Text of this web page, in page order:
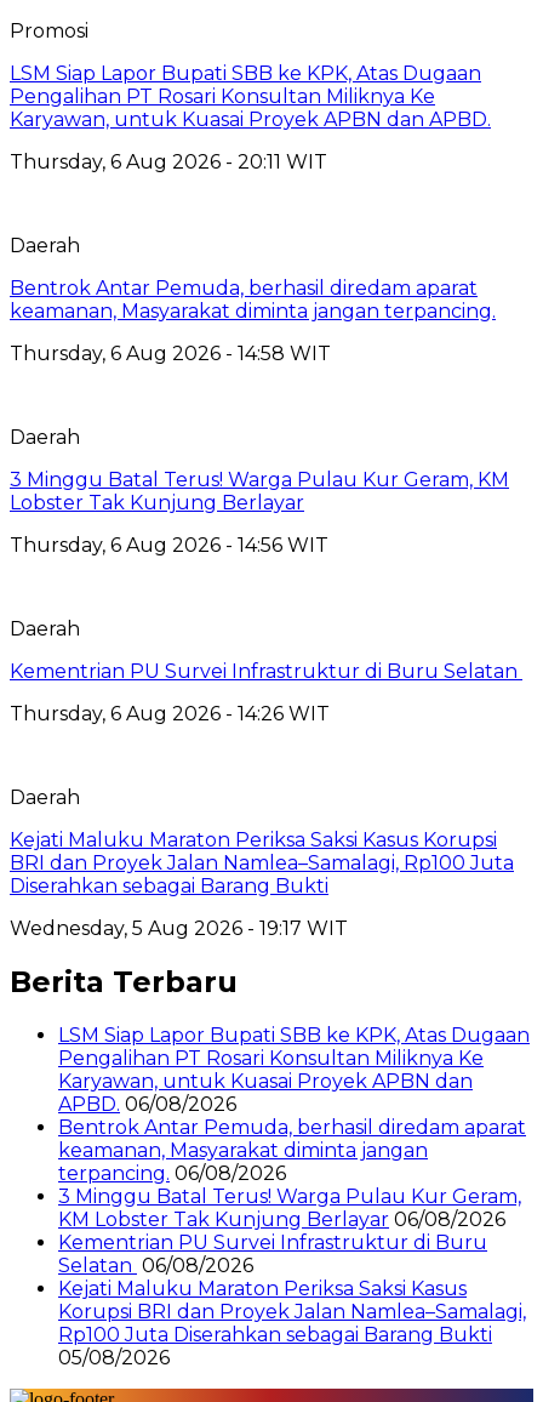
Promosi
LSM Siap Lapor Bupati SBB ke KPK, Atas Dugaan
Pengalihan PT Rosari Konsultan Miliknya Ke
Karyawan, untuk Kuasai Proyek APBN dan APBD.
Thursday, 6 Aug 2026 - 20:11 WIT
Daerah
Bentrok Antar Pemuda, berhasil diredam aparat
keamanan, Masyarakat diminta jangan terpancing.
Thursday, 6 Aug 2026 - 14:58 WIT
Daerah
3 Minggu Batal Terus! Warga Pulau Kur Geram, KM
Lobster Tak Kunjung Berlayar
Thursday, 6 Aug 2026 - 14:56 WIT
Daerah
Kementrian PU Survei Infrastruktur di Buru Selatan
Thursday, 6 Aug 2026 - 14:26 WIT
Daerah
Kejati Maluku Maraton Periksa Saksi Kasus Korupsi
BRI dan Proyek Jalan Namlea–Samalagi, Rp100 Juta
Diserahkan sebagai Barang Bukti
Wednesday, 5 Aug 2026 - 19:17 WIT
Berita Terbaru
LSM Siap Lapor Bupati SBB ke KPK, Atas Dugaan
Pengalihan PT Rosari Konsultan Miliknya Ke
Karyawan, untuk Kuasai Proyek APBN dan
APBD. 06/08/2026
Bentrok Antar Pemuda, berhasil diredam aparat
keamanan, Masyarakat diminta jangan
terpancing. 06/08/2026
3 Minggu Batal Terus! Warga Pulau Kur Geram,
KM Lobster Tak Kunjung Berlayar 06/08/2026
Kementrian PU Survei Infrastruktur di Buru
Selatan 06/08/2026
Kejati Maluku Maraton Periksa Saksi Kasus
Korupsi BRI dan Proyek Jalan Namlea–Samalagi,
Rp100 Juta Diserahkan sebagai Barang Bukti
05/08/2026